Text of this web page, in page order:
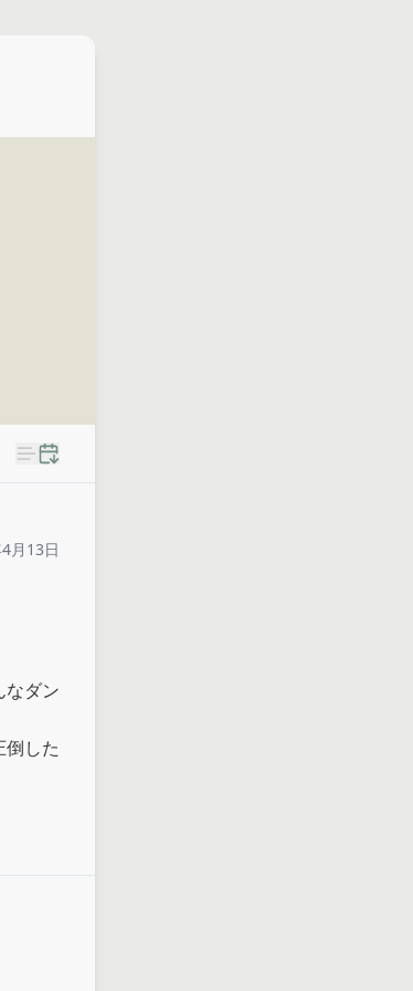
月13日
なダン
した